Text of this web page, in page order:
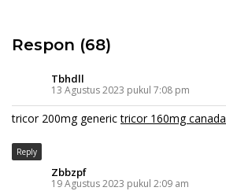
Respon (68)
Tbhdll
13 Agustus 2023 pukul 7:08 pm
tricor 200mg generictricor 160mg canada
Reply
Zbbzpf
19 Agustus 2023 pukul 2:09 am